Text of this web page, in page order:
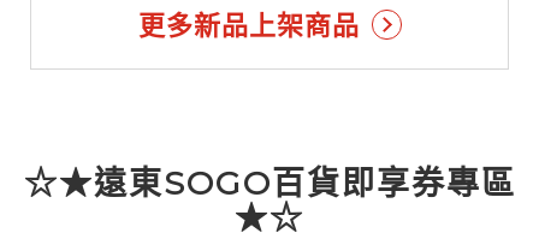
更多新品上架商品
☆★遠東SOGO百貨即享券專區
★☆